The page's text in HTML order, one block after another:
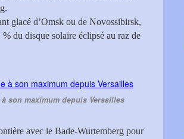
glacé d’Omsk ou de Novossibirsk,
du disque solaire éclipsé au raz de
son maximum depuis Versailles
avec le Bade-Wurtemberg pour